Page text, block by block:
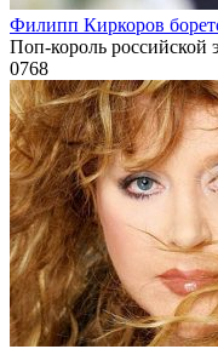
Филипп Киркоров
Поп-король российской
0768